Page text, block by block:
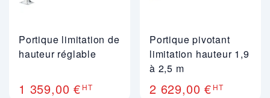
Portique limitation de
hauteur réglable
1 359,00 € HT
Portique pivotant
limitation hauteur 1,9
à 2,5 m
2 629,00 € HT